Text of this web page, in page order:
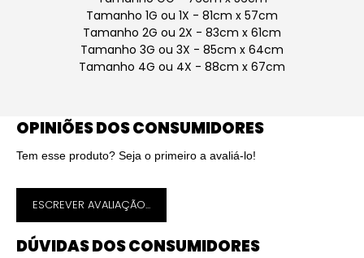
Tamanho 1G ou 1X - 81cm x 57cm
Tamanho 2G ou 2X - 83cm x 61cm
Tamanho 3G ou 3X - 85cm x 64cm
Tamanho 4G ou 4X - 88cm x 67cm
OPINIÕES DOS CONSUMIDORES
Tem esse produto? Seja o primeiro a avaliá-lo!
ESCREVER AVALIAÇÃO...
DÚVIDAS DOS CONSUMIDORES